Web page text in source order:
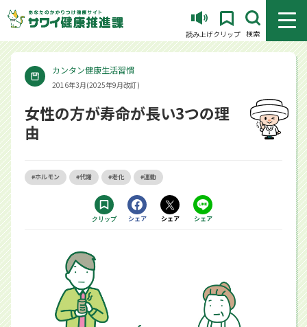
読み上げクリップ 検索 メニ
カンタン健康生活習慣
2016年3月(2025年9月改訂)
女性の方が寿命が長い3つの理
由
#ホルモン #代謝 #老化 #運動
クリップ Facebookで
シェア
Xで
シェア
LINEで
シェア